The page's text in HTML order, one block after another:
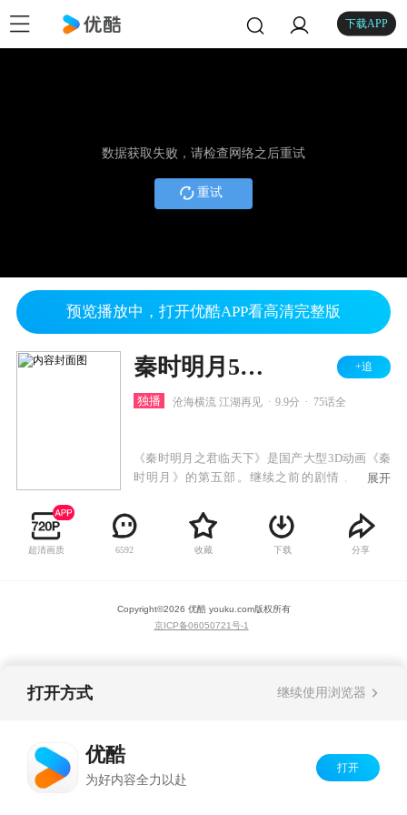
下载APP
数据获取失败，请检查网络之后重试
重试
预览播放中，打开优酷APP看高清完整版
秦时明月5君临天下 +追
独播 沧海横流 江湖再见 9.9分 75话全
《秦时明月之君临天下》是国产大型3D动画《秦
时明月》的第五部。继续之前的剧情，第五部
儒、蜃楼东渡……等一系列历史故事。
展开
超清画质 6592 收藏 下载 分享
Copyright©2026 优酷 youku.com版权所有
京ICP备06050721号-1
打开方式 继续使用浏览器
优酷
为好内容全力以赴
打开